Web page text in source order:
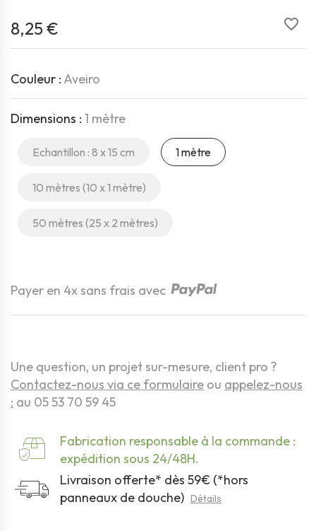
favorite_border
8,25 €
Couleur :Aveiro
Dimensions : 1 mètre
Echantillon : 8 x 15 cm 1 mètre
10 mètres (10 x 1 mètre)
50 mètres (25 x 2 mètres)
Payer en 4x sans frais avec
Une question, un projet sur-mesure, client pro ?
Contactez-nous via ce formulaire ou appelez-nous
: au 05 53 70 59 45
Fabrication responsable à la commande :
expédition sous 24/48H.
Livraison offerte* dès 59€ (*hors
panneaux de douche) Détails